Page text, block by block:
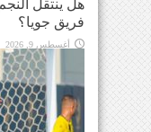
هل ينتقل
فريق جويا؟
أغسطس 9, 2026